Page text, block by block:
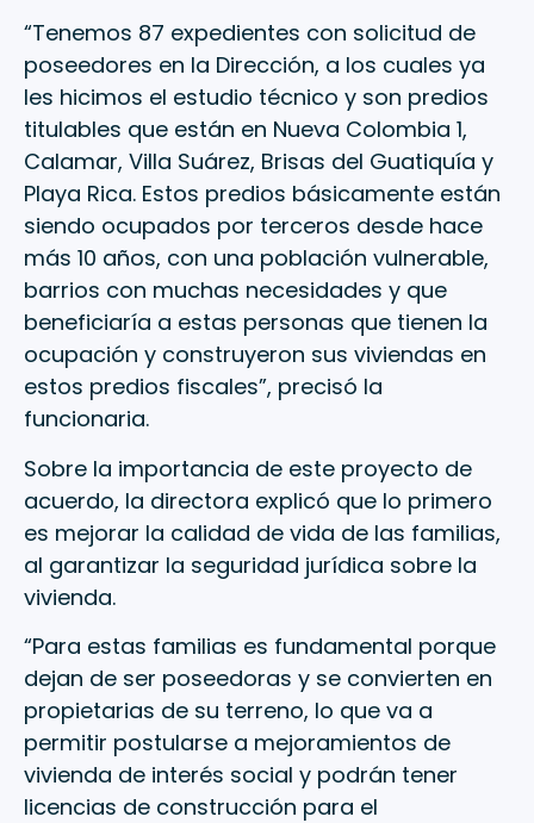
“Tenemos 87 expedientes con solicitud de
poseedores en la Dirección, a los cuales ya
les hicimos el estudio técnico y son predios
titulables que están en Nueva Colombia 1,
Calamar, Villa Suárez, Brisas del Guatiquía y
Playa Rica. Estos predios básicamente están
siendo ocupados por terceros desde hace
más 10 años, con una población vulnerable,
barrios con muchas necesidades y que
beneficiaría a estas personas que tienen la
ocupación y construyeron sus viviendas en
estos predios fiscales”, precisó la
funcionaria.
Sobre la importancia de este proyecto de
acuerdo, la directora explicó que lo primero
es mejorar la calidad de vida de las familias,
al garantizar la seguridad jurídica sobre la
vivienda.
“Para estas familias es fundamental porque
dejan de ser poseedoras y se convierten en
propietarias de su terreno, lo que va a
permitir postularse a mejoramientos de
vivienda de interés social y podrán tener
licencias de construcción para el